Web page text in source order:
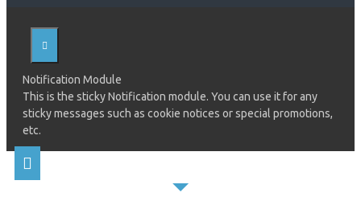
Notification Module
This is the sticky Notification module. You can use it for any
sticky messages such as cookie notices or special promotions,
etc.